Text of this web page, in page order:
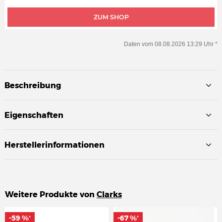
ZUM SHOP
Daten vom 08.08.2026 13:29 Uhr *
Beschreibung
Eigenschaften
Herstellerinformationen
Weitere Produkte von Clarks
-59 %*
-59 %* -67 %*
-67 %*